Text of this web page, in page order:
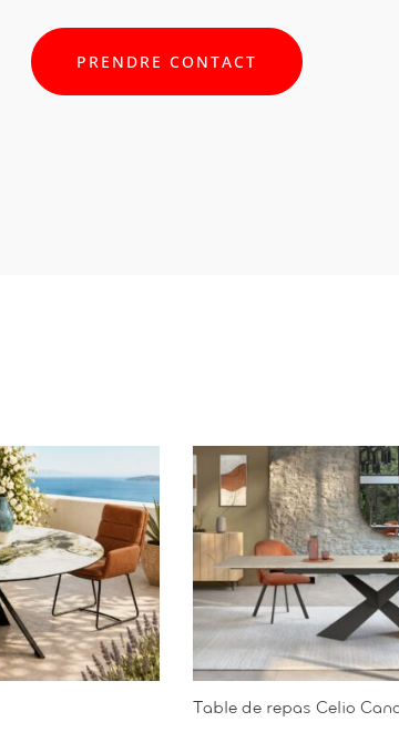
PRENDRE CONTACT
Table de repas Celio